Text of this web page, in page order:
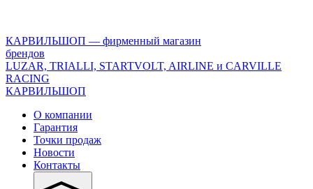
version="1.0"
encoding="utf-
8"?
>
КАРВИЛЬШОП — фирменный магазин
брендов
LUZAR, TRIALLI, STARTVOLT, AIRLINE и CARVILLE
RACING
КАРВИЛЬШОП
О компании
Гарантия
Точки продаж
Новости
Контакты